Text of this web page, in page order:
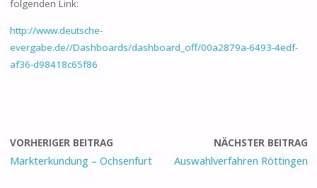
folgenden Link:
http://www.deutsche-
evergabe.de//Dashboards/dashboard_off/00a2879a-6493-4edf-
af36-d98418c65f86
VORHERIGER BEITRAG
Markterkundung – Ochsenfurt
NÄCHSTER BEITRAG
Auswahlverfahren Röttingen